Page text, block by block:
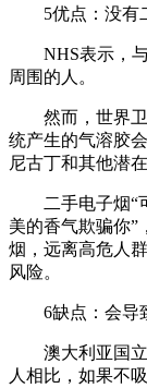
5优点：没有
NHS表示，
周围的人。
然而，世界
统产生的气溶胶
尼古丁和其他潜
二手电子烟“
美的香气欺骗你”
烟，远离高危人
风险。
6缺点：会导
澳大利亚国
人相比，如果不